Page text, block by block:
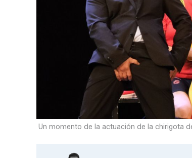
Un momento de la actuación de la chirigota